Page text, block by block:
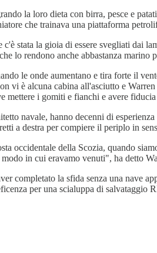
la loro dieta con birra, pesce e
che trainava una piattaforma
stata la gioia di essere svegliati dai
lo rendono anche abbastanza marino
le onde aumentano e tira forte il
vi è alcuna cabina all'asciutto e
mettere i gomiti e fianchi e avere
navale, hanno decenni di
a destra per compiere il periplo in
occidentale della Scozia, quando
in cui eravamo venuti", ha detto
completato la sfida senza una nave
per una scialuppa di